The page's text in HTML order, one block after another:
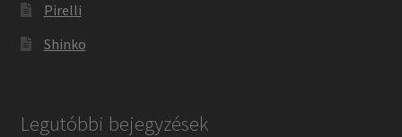
Pirelli
Shinko
Legutóbbi bejegyzések